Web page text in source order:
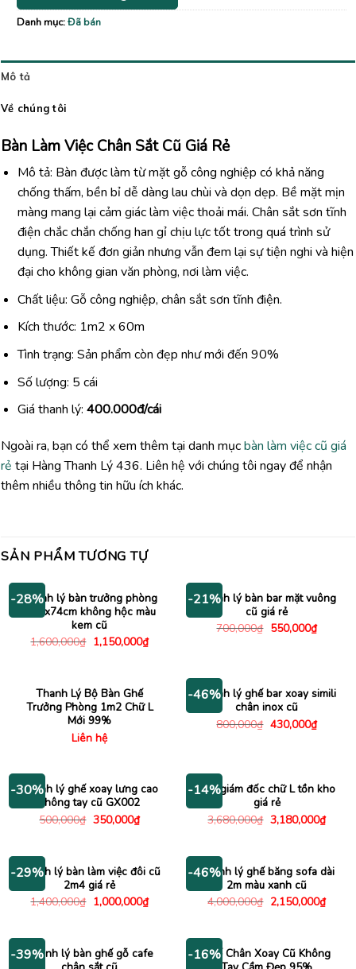
Danh mục:Đã bán
Mô tả
Về chúng tôi
Bàn Làm Việc Chân Sắt Cũ Giá Rẻ
Mô tả: Bàn được làm từ mặt gỗ công nghiệp có khả năng
chống thấm, bền bỉ dễ dàng lau chùi và dọn dẹp. Bề mặt mịn
màng mang lại cảm giác làm việc thoải mái. Chân sắt sơn tĩnh
điện chắc chắn chống han gỉ chịu lực tốt trong quá trình sử
dụng. Thiết kế đơn giản nhưng vẫn đem lại sự tiện nghi và hiện
đại cho không gian văn phòng, nơi làm việc.
Chất liệu: Gỗ công nghiệp, chân sắt sơn tĩnh điện.
Kích thước: 1m2 x 60m
Tình trạng: Sản phẩm còn đẹp như mới đến 90%
Số lượng: 5 cái
Giá thanh lý: 400.000đ/cái
Ngoài ra, bạn có thể xem thêm tại danh mụcbàn làm việc cũ giá
rẻ tại Hàng Thanh Lý 436. Liên hệ với chúng tôi ngay để nhận
thêm nhiều thông tin hữu ích khác.
SẢN PHẨM TƯƠNG TỰ
-28%
Thanh lý bàn trưởng phòng
1m6x74cm không hộc màu
kem cũ
1,600,000₫ Giá
gốc
1,150,000₫Giá
hiện
1,150,000₫.
-21%
Thanh lý bàn bar mặt vuông
cũ giá rẻ
700,000₫ Giá
550,000₫Giá
hiện
Thanh Lý Bộ Bàn Ghế
Trưởng Phòng 1m2 Chữ L
Mới 99%
Liên hệ
-46%
Thanh lý ghế bar xoay simili
chân inox cũ
800,000₫ Giá
430,000₫Giá
hiện
-30%
Thanh lý ghế xoay lưng cao
không tay cũ GX002
500,000₫ Giá
350,000₫Giá
hiện
350,000₫.
-14%
Bàn giám đốc chữ L tồn kho
giá rẻ
3,680,000₫ Giá
gốc
3,180,000₫Giá
hiện
-29%
Thanh lý bàn làm việc đôi cũ
2m4 giá rẻ
1,400,000₫ Giá
gốc
1,000,000₫Giá
hiện
1,000,000₫.
-46%
Thanh lý ghế băng sofa dài
2m màu xanh cũ
4,000,000₫ Giá
gốc
2,150,000₫Giá
hiện
-39%Thanh lý bàn ghế gỗ cafe
-16%
Ghế Chân Xoay Cũ Không